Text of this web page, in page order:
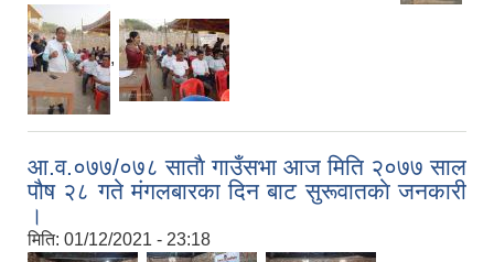
,
आ.व.०७७/०७८ साताै गाउँसभा आज मिति २०७७ साल
पौष २८ गते मंगलबारका दिन बाट सुरूवातकाे जनकारी
।
मिति: 01/12/2021 - 23:18